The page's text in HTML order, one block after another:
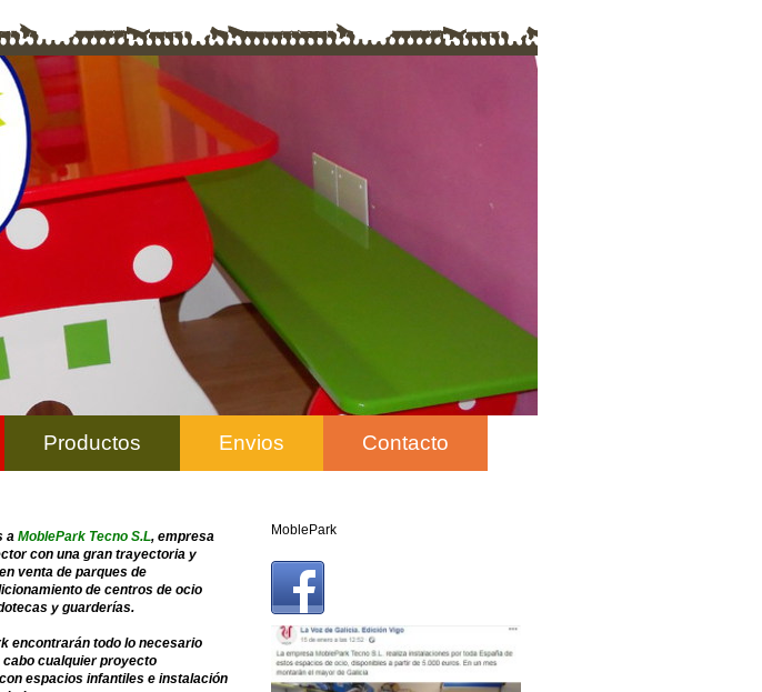
Productos Envios Contacto
a MoblePark Tecno S.L, empresa
con una gran trayectoria y
venta de parques de
de centros de ocio
y guarderías.
encontrarán todo lo necesario
cabo cualquier proyecto
espacios infantiles e instalación
MoblePark